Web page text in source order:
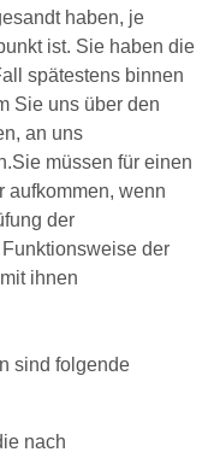
haben, je
ist. Sie haben die
spätestens binnen
Sie uns über den
an uns
müssen für einen
aufkommen, wenn
der
der
ihnen
sind folgende
nach